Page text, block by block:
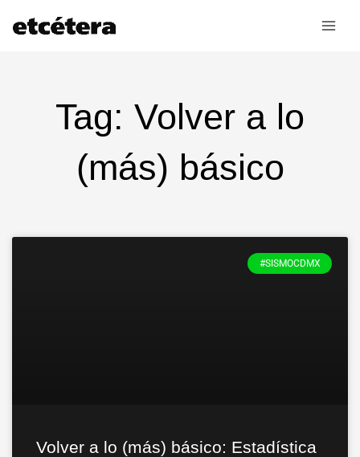
Tag: Volver a lo
(más) básico
#SISMOCDMX
Volver a lo (más) básico: Estadística